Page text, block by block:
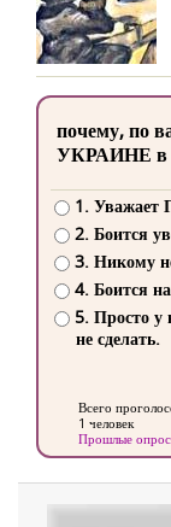
почему, по
УКРАИНЕ в
1. Уважает
2. Боится
3. Никому
4. Боится
5. Просто у
не сделать.
Всего
1 человек
Прошлые